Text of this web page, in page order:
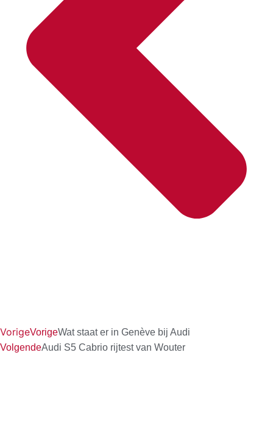
VorigeVorigeWat staat er in Genève bij Audi
VolgendeAudi S5 Cabrio rijtest van Wouter